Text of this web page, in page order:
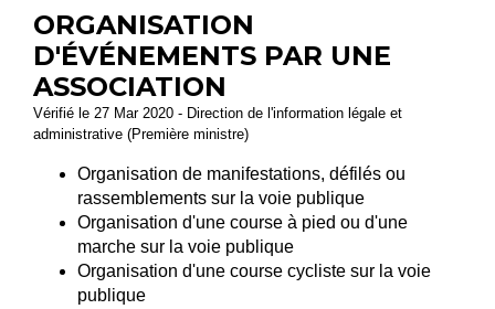
ORGANISATION
D'ÉVÉNEMENTS PAR UNE
ASSOCIATION
Vérifié le 27 Mar 2020 - Direction de l'information légale et
administrative (Première ministre)
Organisation de manifestations, défilés ou
rassemblements sur la voie publique
Organisation d'une course à pied ou d'une
marche sur la voie publique
Organisation d'une course cycliste sur la voie
publique